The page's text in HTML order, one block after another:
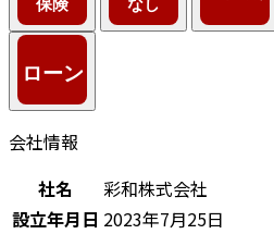
会社情報
社名
彩和株式会社
設立年月日 2023年7月25日